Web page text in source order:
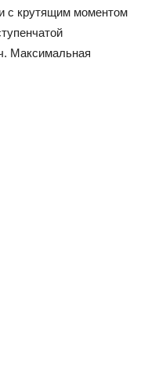
с крутящим моментом
Максимальная